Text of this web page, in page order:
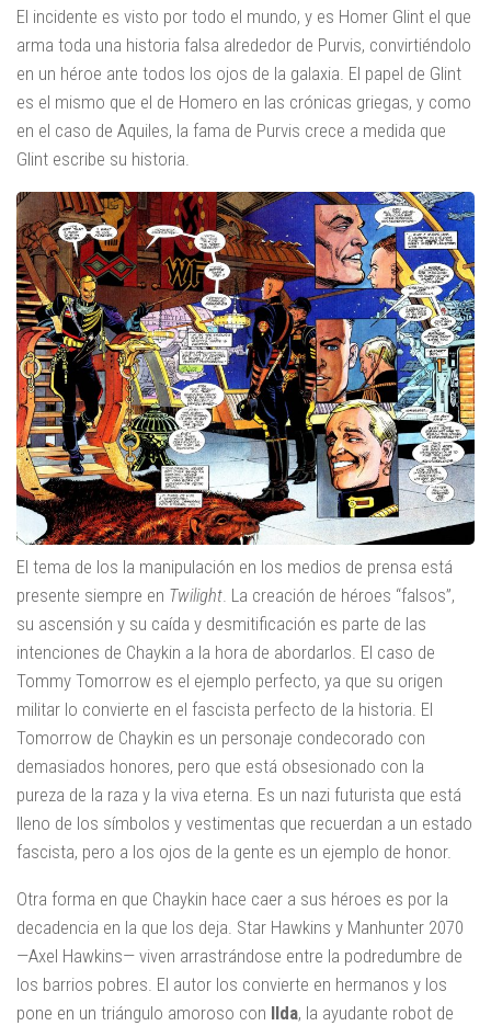
El incidente es visto por todo el mundo, y es Homer Glint el que
arma toda una historia falsa alrededor de Purvis, convirtiéndolo
en un héroe ante todos los ojos de la galaxia. El papel de Glint
es el mismo que el de Homero en las crónicas griegas, y como
en el caso de Aquiles, la fama de Purvis crece a medida que
Glint escribe su historia.
El tema de los la manipulación en los medios de prensa está
presente siempre en Twilight. La creación de héroes “falsos”,
su ascensión y su caída y desmitificación es parte de las
intenciones de Chaykin a la hora de abordarlos. El caso de
Tommy Tomorrow es el ejemplo perfecto, ya que su origen
militar lo convierte en el fascista perfecto de la historia. El
Tomorrow de Chaykin es un personaje condecorado con
demasiados honores, pero que está obsesionado con la
pureza de la raza y la viva eterna. Es un nazi futurista que está
lleno de los símbolos y vestimentas que recuerdan a un estado
fascista, pero a los ojos de la gente es un ejemplo de honor.
Otra forma en que Chaykin hace caer a sus héroes es por la
decadencia en la que los deja. Star Hawkins y Manhunter 2070
—Axel Hawkins— viven arrastrándose entre la podredumbre de
los barrios pobres. El autor los convierte en hermanos y los
pone en un triángulo amoroso con Ilda, la ayudante robot de